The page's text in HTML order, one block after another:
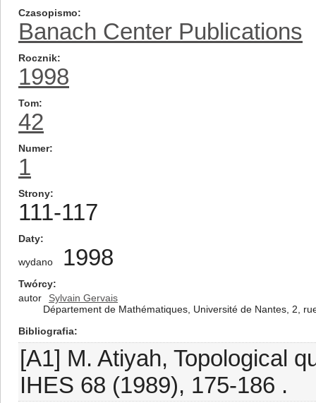
Czasopismo
Banach Center Publications
Rocznik
1998
Tom
42
Numer
1
Strony
111-117
Daty
wydano 1998
Twórcy
autor
Sylvain Gervais
Département de Mathématiques, Université de Nantes, 2,
Bibliografia
[A1] M. Atiyah, Topological
IHES 68 (1989), 175-186 .